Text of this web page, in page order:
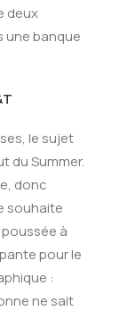
deux
une banque
le sujet
du Summer.
donc
souhaite
à
pour le
:
ne sait